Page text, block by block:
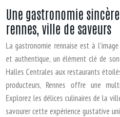
Une gastronomie
rennes, ville de saveurs
La gastronomie rennaise est à
et authentique, un élément clé de
Halles Centrales aux restaurants
producteurs, Rennes offre une
Explorez les délices culinaires de la
savourer cette expérience gustative